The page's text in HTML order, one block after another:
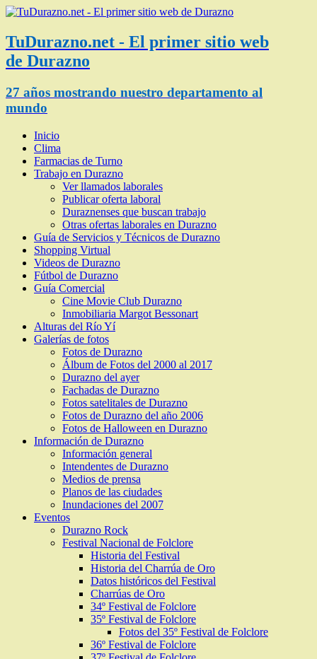
TuDurazno.net - El primer sitio web
de Durazno
27 años mostrando nuestro departamento al
mundo
Inicio
Clima
Farmacias de Turno
Trabajo en Durazno
Ver llamados laborales
Publicar oferta laboral
Duraznenses que buscan trabajo
Otras ofertas laborales en Durazno
Guía de Servicios y Técnicos de Durazno
Shopping Virtual
Videos de Durazno
Fútbol de Durazno
Guía Comercial
Cine Movie Club Durazno
Inmobiliaria Margot Bessonart
Alturas del Río Yí
Galerías de fotos
Fotos de Durazno
Álbum de Fotos del 2000 al 2017
Durazno del ayer
Fachadas de Durazno
Fotos satelitales de Durazno
Fotos de Durazno del año 2006
Fotos de Halloween en Durazno
Información de Durazno
Información general
Intendentes de Durazno
Medios de prensa
Planos de las ciudades
Inundaciones del 2007
Eventos
Durazno Rock
Festival Nacional de Folclore
Historia del Festival
Historia del Charrúa de Oro
Datos históricos del Festival
Charrúas de Oro
34º Festival de Folclore
35º Festival de Folclore
Fotos del 35º Festival de Folclore
36º Festival de Folclore